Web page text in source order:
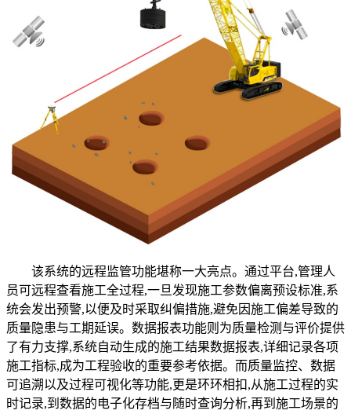
该系统的远程监管功能堪称一大亮点。通过平台,管理人
员可远程查看施工全过程,一旦发现施工参数偏离预设标准,系
统会发出预警,以便及时采取纠偏措施,避免因施工偏差导致的
质量隐患与工期延误。数据报表功能则为质量检测与评价提供
了有力支撑,系统自动生成的施工结果数据报表,详细记录各项
施工指标,成为工程验收的重要参考依据。而质量监控、数据
可追溯以及过程可视化等功能,更是环环相扣,从施工过程的实
时记录,到数据的电子化存档与随时查询分析,再到施工场景的